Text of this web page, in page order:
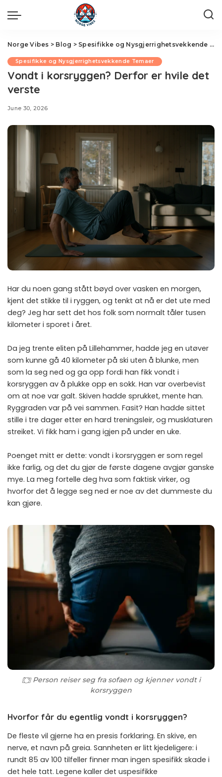
Norge Vibes > Blog > Spesifikke og Nysgjerrighetsvekkende Temaer
Spesifikke og Nysgjerrighetsvekkende Temaer
Vondt i korsryggen? Derfor er hvile det
verste
June 30, 2026
Har du noen gang stått bøyd over vasken en morgen,
kjent det stikke til i ryggen, og tenkt at nå er det ute med
deg? Jeg har sett det hos folk som normalt tåler tusen
kilometer i sporet i året.
Da jeg trente eliten på Lillehammer, hadde jeg en utøver
som kunne gå 40 kilometer på ski uten å blunke, men
som la seg ned og ga opp fordi han fikk vondt i
korsryggen av å plukke opp en sokk. Han var overbevist
om at noe var galt. Skiven hadde sprukket, mente han.
Ryggraden var på vei sammen. Fasit? Han hadde sittet
stille i tre dager etter en hard treningsleir, og musklaturen
streiket. Vi fikk ham i gang igjen på under en uke.
Poenget mitt er dette: vondt i korsryggen er som regel
ikke farlig, og det du gjør de første dagene avgjør ganske
mye. La meg fortelle deg hva som faktisk virker, og
hvorfor det å legge seg ned er noe av det dummeste du
kan gjøre.
Person reiser seg fra sofaen og kjenner vondt i
korsryggen
Hvorfor får du egentlig vondt i korsryggen?
De fleste vil gjerne ha en presis forklaring. En skive, en
nerve, et navn på greia. Sannheten er litt kjedeligere: i
rundt 85 av 100 tilfeller finner man ingen spesifikk skade i
det hele tatt. Legene kaller det uspesifikke